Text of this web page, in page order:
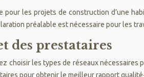
les projets de construction d’une
préalable est nécessaire pour les
des prestataires
choisir les types de réseaux
pour obtenir le meilleur rapport